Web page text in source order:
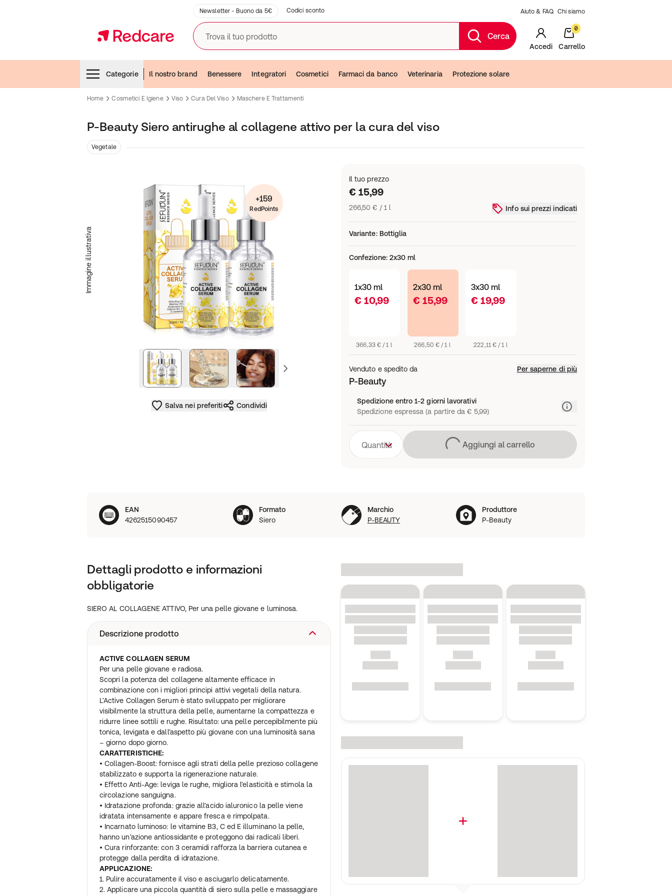
Newsletter - Buono da 5€ Codici sconto Aiuto & FAQ Chi siamo
Trova il tuo prodotto Cerca
Accedi
0
Carrello
Categorie
Il nostro brand Benessere Integratori Cosmetici Farmaci da banco Veterinaria Protezione solare
Home Cosmetici E Igiene Viso Cura Del Viso Maschere E Trattamenti
P-Beauty Siero antirughe al collagene attivo per la cura del viso
Vegetale
Immagine illustrativa
immagine successiva immagine precedente
+159
RedPoints
Salva nei preferiti Condividi
Il tuo prezzo
€ 15,99
266,50 € / 1 l Info sui prezzi indicati
Variante: Bottiglia
Confezione: 2x30 ml
1x30 ml
€ 10,99
366,33 € / 1 l
2x30 ml
€ 15,99
266,50 € / 1 l
3x30 ml
€ 19,99
222,11 € / 1 l
Venduto e spedito da Per saperne di più
P-Beauty
Spedizione entro 1-2 giorni lavorativi
Spedizione espressa (a partire da € 5,99)
Quantità Caricamento in corso
Aggiungi al carrello
EAN
4262515090457
Formato
Siero
Marchio
P-BEAUTY
Produttore
P-Beauty
Dettagli prodotto e informazioni
obbligatorie
SIERO AL COLLAGENE ATTIVO, Per una pelle giovane e luminosa.
Descrizione prodotto
ACTIVE COLLAGEN SERUM
Per una pelle giovane e radiosa.
Scopri la potenza del collagene altamente efficace in
combinazione con i migliori principi attivi vegetali della natura.
L’Active Collagen Serum è stato sviluppato per migliorare
visibilmente la struttura della pelle, aumentarne la compattezza e
ridurre linee sottili e rughe. Risultato: una pelle percepibilmente più
tonica, levigata e dall’aspetto più giovane con una luminosità sana
– giorno dopo giorno.
CARATTERISTICHE:
• Collagen-Boost: fornisce agli strati della pelle prezioso collagene
stabilizzato e supporta la rigenerazione naturale.
• Effetto Anti-Age: leviga le rughe, migliora l’elasticità e stimola la
circolazione sanguigna.
• Idratazione profonda: grazie all’acido ialuronico la pelle viene
idratata intensamente e appare fresca e rimpolpata.
• Incarnato luminoso: le vitamine B3, C ed E illuminano la pelle,
hanno un’azione antiossidante e proteggono dai radicali liberi.
• Cura rinforzante: con 3 ceramidi rafforza la barriera cutanea e
protegge dalla perdita di idratazione.
APPLICAZIONE:
1. Pulire accuratamente il viso e asciugarlo delicatamente.
2. Applicare una piccola quantità di siero sulla pelle e massaggiare